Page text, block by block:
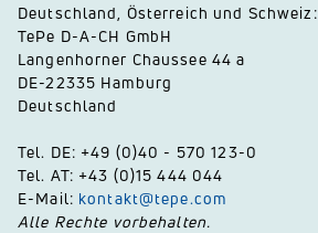
Deutschland, Österreich und Schweiz:
TePe D-A-CH GmbH
Langenhorner Chaussee 44 a
DE-22335 Hamburg
Deutschland
Tel. DE: +49 (0)40 - 570 123-0
Tel. AT: +43 (0)15 444 044
E-Mail: kontakt@tepe.com
Alle Rechte vorbehalten.